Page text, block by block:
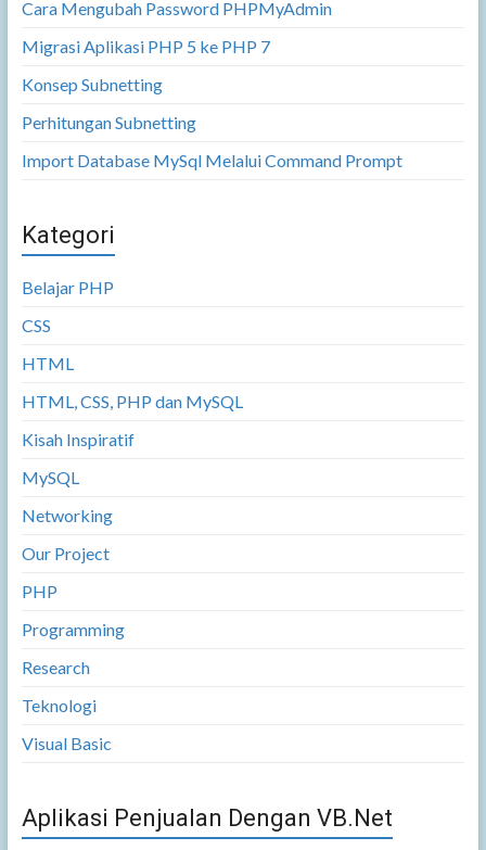
Cara Mengubah Password PHPMyAdmin
Migrasi Aplikasi PHP 5 ke PHP 7
Konsep Subnetting
Perhitungan Subnetting
Import Database MySql Melalui Command Prompt
Kategori
Belajar PHP
CSS
HTML
HTML, CSS, PHP dan MySQL
Kisah Inspiratif
MySQL
Networking
Our Project
PHP
Programming
Research
Teknologi
Visual Basic
Aplikasi Penjualan Dengan VB.Net